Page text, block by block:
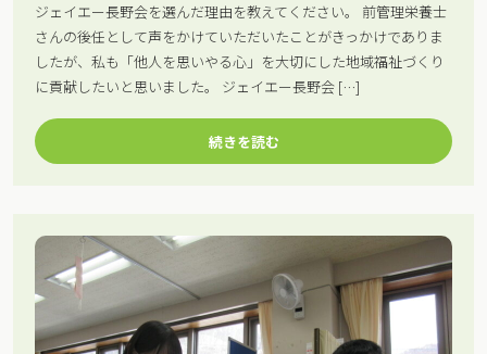
ジェイエー長野会を選んだ理由を教えてください。 前管理栄養士
さんの後任として声をかけていただいたことがきっかけでありま
したが、私も「他人を思いやる心」を大切にした地域福祉づくり
に貢献したいと思いました。 ジェイエー長野会 […]
続きを読む